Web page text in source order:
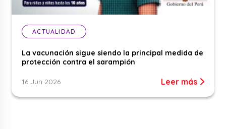
ACTUALIDAD
La vacunación sigue siendo la principal medida de
protección contra el sarampión
16 Jun 2026 Leer más